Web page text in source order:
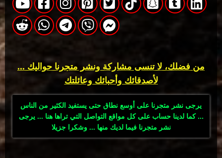
من فضلك، لا تنسى مشاركة ونشر متجرنا حواليك ...
لأصدقائك وأحبائك وعائلتك
يرجى نشر متجرنا على أوسع نطاق حتى يستفيد الكثير من الناس
... كما لدينا حساب على كل مواقع التواصل التي تراها هنا ... يرجى
نشر متجرنا فيما لديك منها ... وشكرا جزيلا